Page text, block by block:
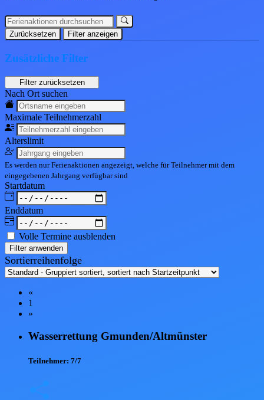
Zurücksetzen Filter anzeigen
Zusätzliche Filter
Nach Ort suchen
Maximale Teilnehmerzahl
Alterslimit
Es werden nur Ferienaktionen angezeigt, welche für Teilnehmer mit dem
eingegebenen Jahrgang verfügbar sind
Startdatum
Enddatum
Volle Termine ausblenden
Filter anwenden
Sortierreihenfolge
«
1
»
Wasserrettung Gmunden/Altmünster
Teilnehmer: 7/7